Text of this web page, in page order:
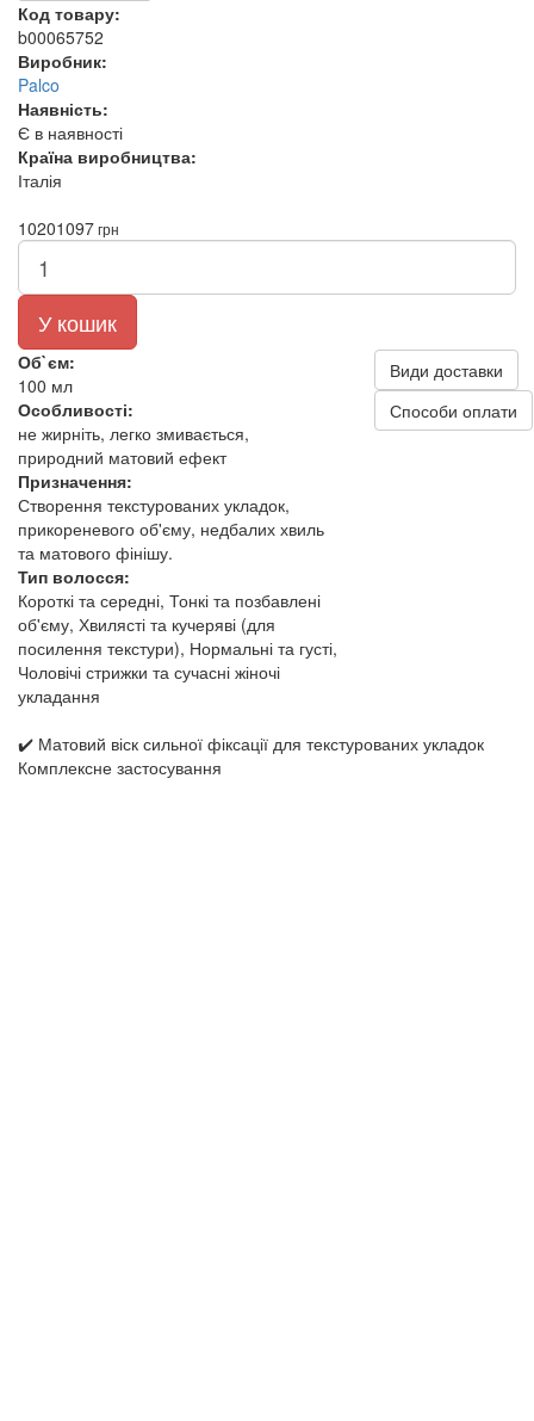
Код товару:
b00065752
Виробник:
Palco
Наявність:
Є в наявності
Країна виробництва:
Італія
10201097грн
У кошик
Об`єм:
100 мл
Особливості:
не жирніть, легко змивається,
природний матовий ефект
Призначення:
Створення текстурованих укладок,
прикореневого об'єму, недбалих хвиль
та матового фінішу.
Тип волосся:
Короткі та середні, Тонкі та позбавлені
об'єму, Хвилясті та кучеряві (для
посилення текстури), Нормальні та густі,
Чоловічі стрижки та сучасні жіночі
укладання
Види доставки
Способи оплати
✔️ Матовий віск сильної фіксації для текстурованих укладок
Комплексне застосування